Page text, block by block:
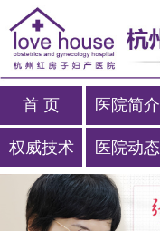
首 页 医院简介
权威技术 医院动态